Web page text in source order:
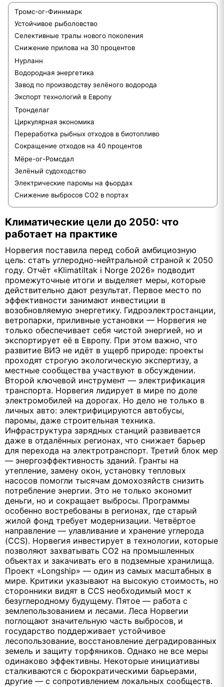
Тромс-ог-Финнмарк
Устойчивое рыболовство
Селективные тралы нового поколения
Снижение прилова на 30 процентов
Нурланн
Водородная энергетика
Завод по производству зелёного водорода
Экспорт технологий в Европу
Тронделаг
Циркулярная экономика
Переработка рыбных отходов в биотопливо
Сокращение отходов на 40 процентов
Мёре-ог-Ромсдал
Зелёный судоходство
Электрические паромы на фьордах
Снижение выбросов СО2 в портах
Климатические цели до 2050: что
работает на практике
Норвегия поставила перед собой амбициозную
цель: стать углеродно-нейтральной страной к 2050
году. Отчёт «Klimatiltak i Norge 2026» подводит
промежуточные итоги и выделяет меры, которые
действительно дают результат. Первое место по
эффективности занимают инвестиции в
возобновляемую энергетику. Гидроэлектростанции,
ветропарки, приливные установки — Норвегия не
только обеспечивает себя чистой энергией, но и
экспортирует её в Европу. При этом важно, что
развитие ВИЭ не идёт в ущерб природе: проекты
проходят строгую экологическую экспертизу, а
местные сообщества участвуют в обсуждении.
Второй ключевой инструмент — электрификация
транспорта. Норвегия лидирует в мире по доле
электромобилей на дорогах. Но дело не только в
личных авто: электрифицируются автобусы,
паромы, даже строительная техника.
Инфраструктура зарядных станций развивается
даже в отдалённых регионах, что снижает барьер
для перехода на электротранспорт. Третий блок мер
— энергоэффективность зданий. Гранты на
утепление, замену окон, установку тепловых
насосов помогли тысячам домохозяйств снизить
потребление энергии. Это не только экономит
деньги, но и сокращает выбросы. Программы
особенно востребованы в регионах, где старый
жилой фонд требует модернизации. Четвёртое
направление — улавливание и хранение углерода
(CCS). Норвегия инвестирует в технологии, которые
позволяют захватывать СО2 на промышленных
объектах и закачивать его в подземные хранилища.
Проект «Longship» — один из самых масштабных в
мире. Критики указывают на высокую стоимость, но
сторонники видят в CCS необходимый мост к
безуглеродному будущему. Пятое — работа с
землепользованием и лесами. Леса Норвегии
поглощают значительную часть выбросов, и
государство поддерживает устойчивое
лесопользование, восстановление деградированных
земель и защиту торфяников. Однако не все меры
одинаково эффективны. Некоторые инициативы
сталкиваются с бюрократическими барьерами,
другие — с сопротивлением локальных сообществ.